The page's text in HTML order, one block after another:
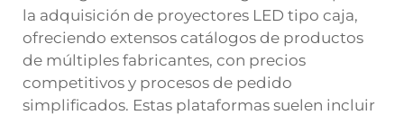
la adquisición de proyectores LED tipo caja,
ofreciendo extensos catálogos de productos
de múltiples fabricantes, con precios
competitivos y procesos de pedido
simplificados. Estas plataformas suelen incluir